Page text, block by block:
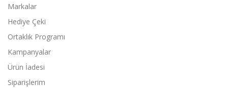
Markalar
Hediye Çeki
Ortaklık Programı
Kampanyalar
Ürün İadesi
Siparişlerim